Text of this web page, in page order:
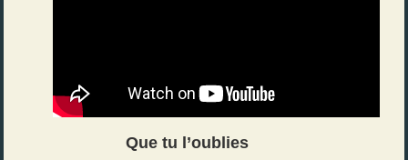
Que tu l’oublies